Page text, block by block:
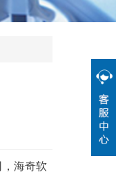
，海奇软